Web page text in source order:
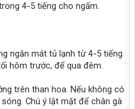
4-5 tiếng cho ngấm.
ngăn mát tủ lạnh từ 4-5 tiếng
hôm trước, để qua đêm.
trên than hoa. Nếu không có
Chú ý lật mặt để chân gà